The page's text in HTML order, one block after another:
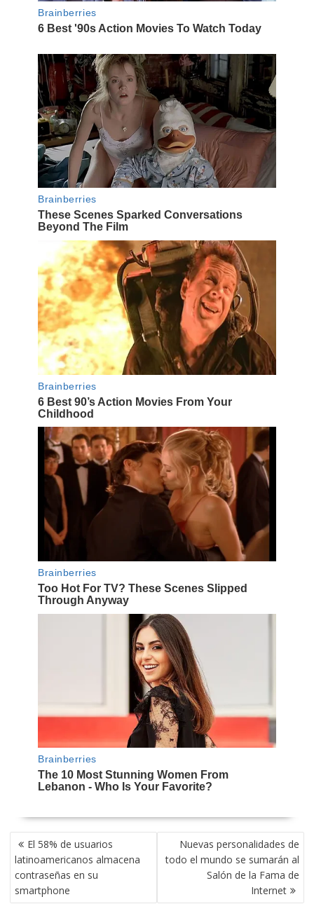
NAVEGACIÓN
DE
ENTRADAS
El 58% de usuarios
latinoamericanos almacena
contraseñas en su
smartphone
Nuevas personalidades de
todo el mundo se sumarán al
Salón de la Fama de
Internet